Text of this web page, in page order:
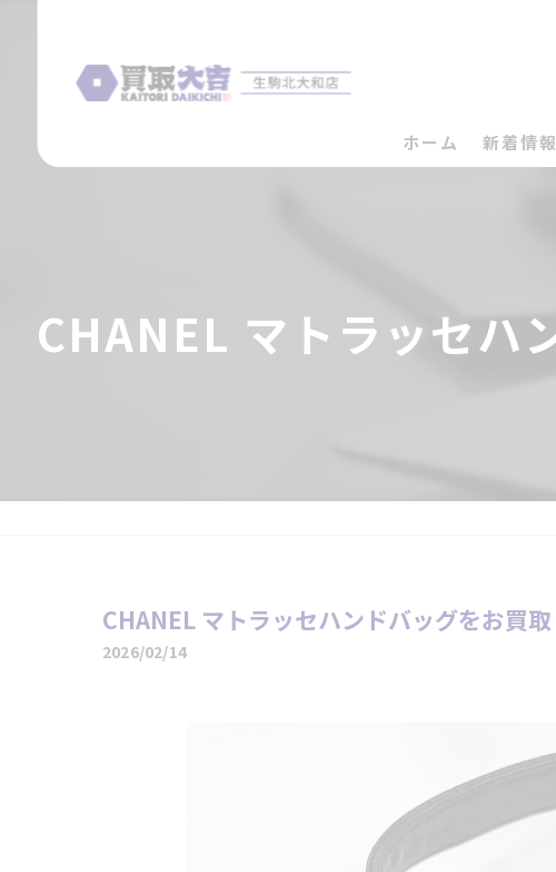
ホーム 新着情報
CHANEL マトラッセハ
CHANEL マトラッセハンドバッグをお買
2026/02/14